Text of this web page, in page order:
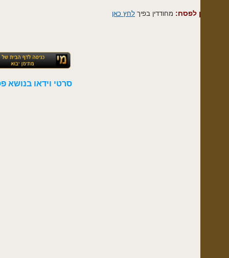
מחודדין בפיךלחץ כאן
סרטי וידאו בנושא פסח